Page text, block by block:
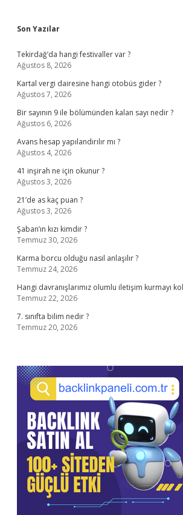
Sidebar
Son Yazılar
Tekirdağ’da hangi festivaller var ?
Ağustos 8, 2026
Kartal vergi dairesine hangi otobüs gider ?
Ağustos 7, 2026
Bir sayının 9 ile bölümünden kalan sayı nedir ?
Ağustos 6, 2026
Avans hesap yapılandırılır mı ?
Ağustos 4, 2026
41 inşirah ne için okunur ?
Ağustos 3, 2026
21’de as kaç puan ?
Ağustos 3, 2026
Şaban’ın kızı kimdir ?
Temmuz 30, 2026
Karma borcu olduğu nasıl anlaşılır ?
Temmuz 24, 2026
Hangi davranışlarımız olumlu iletişim kurmayı
Temmuz 22, 2026
7. sınıfta bilim nedir ?
Temmuz 20, 2026